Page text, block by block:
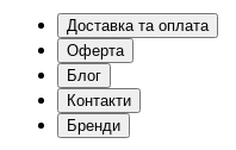
Доставка та оплата
Оферта
Блог
Контакти
Бренди